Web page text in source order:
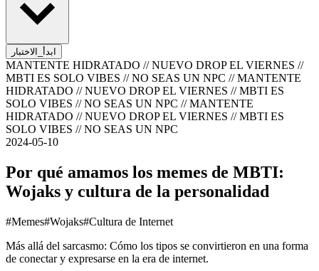
ابدأ_الاختبار
MANTENTE HIDRATADO // NUEVO DROP EL VIERNES //
MBTI ES SOLO VIBES // NO SEAS UN NPC //MANTENTE
HIDRATADO // NUEVO DROP EL VIERNES // MBTI ES
SOLO VIBES // NO SEAS UN NPC //MANTENTE
HIDRATADO // NUEVO DROP EL VIERNES // MBTI ES
SOLO VIBES // NO SEAS UN NPC
2024-05-10
Por qué amamos los memes de MBTI:
Wojaks y cultura de la personalidad
#Memes#Wojaks#Cultura de Internet
Más allá del sarcasmo: Cómo los tipos se convirtieron en una forma
de conectar y expresarse en la era de internet.